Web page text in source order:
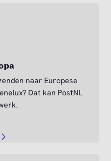
naar Europese
Dat kan PostNL